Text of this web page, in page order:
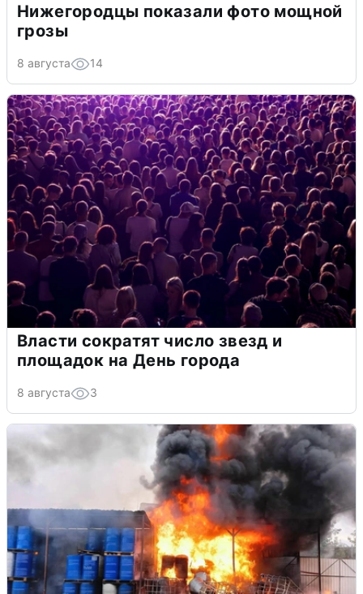
Нижегородцы показали фото мощной
грозы
8 августа 14
Власти сократят число звезд и
площадок на День города
8 августа 3